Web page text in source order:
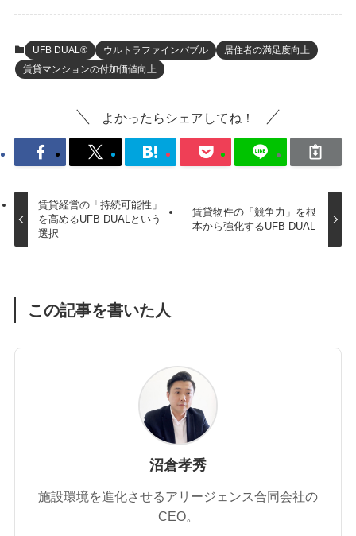
UFB DUAL® ウルトラファインバブル
居住者の満足度向上
賃貸マンションの付加価値向上
よかったらシェアしてね！
賃貸経営の「持続可能性」
を高めるUFB DUALという
選択
賃貸物件の「競争力」を根
本から強化するUFB DUAL
この記事を書いた人
沼倉孝秀
施設環境を進化させるアリージェンス合同会社の
CEO。